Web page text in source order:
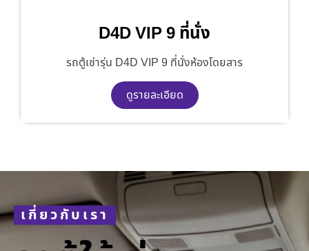
D4D VIP 9 ที่นั่ง
รถตู้เช่ารุ่น D4D VIP 9 ที่นั่งห้องโดยสาร
ดูรายละเอียด
เกี่ยวกับเรา